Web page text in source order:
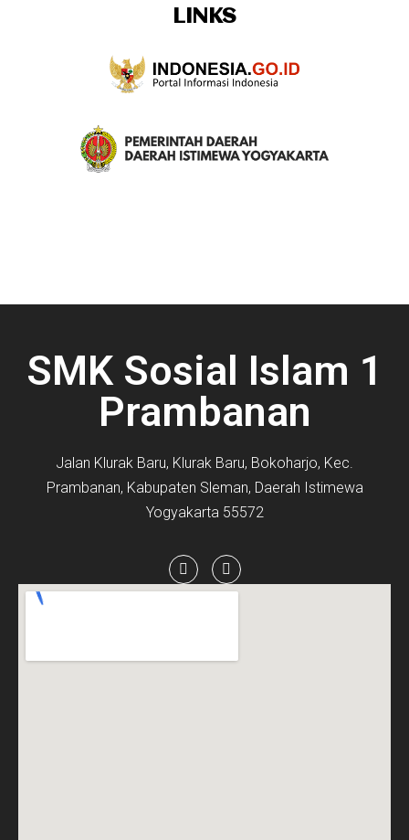
LINKS
SMK Sosial Islam 1
Prambanan
Jalan Klurak Baru, Klurak Baru, Bokoharjo, Kec.
Prambanan, Kabupaten Sleman, Daerah Istimewa
Yogyakarta 55572